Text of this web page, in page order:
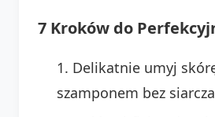
7 Kroków do
Delikatnie umyj
szamponem bez